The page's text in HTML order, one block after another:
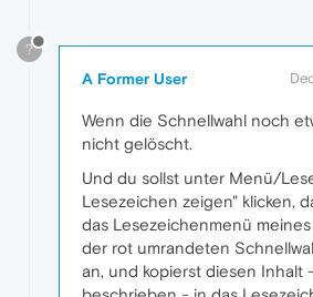
?
A Former User
Wenn die Schnellwahl noch
nicht gelöscht.
Und du sollst unter Menü/
Lesezeichen zeigen" klicken,
das Lesezeichenmenü
der rot umrandeten
an, und kopierst diesen Inhalt